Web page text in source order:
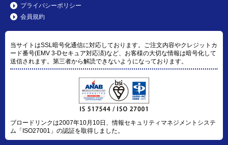
プライバシーポリシー
会員規約
当サイトはSSL暗号化通信に対応しております。ご注文内容やクレジットカ
ード番号(EMV 3-Dセキュア対応済)など、お客様の大切な情報は暗号化して
送信されます。第三者から解読できないようになっております。
ブロードリンクは2007年10月10日、情報セキュリティマネジメントシステ
ム「ISO27001」の認証を取得しました。